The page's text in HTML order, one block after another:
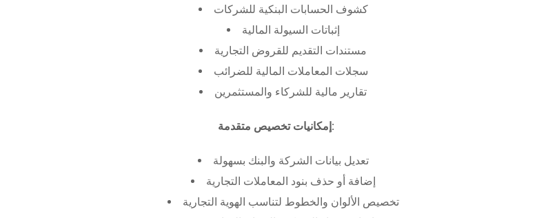
كشوف الحسابات البنكية للشركات
إثباتات السيولة المالية
مستندات التقديم للقروض التجارية
سجلات المعاملات المالية للضرائب
تقارير مالية للشركاء والمستثمرين
إمكانيات تخصيص متقدمة:
تعديل بيانات الشركة والبنك بسهولة
إضافة أو حذف بنود المعاملات التجارية
تخصيص الألوان والخطوط لتناسب الهوية التجارية